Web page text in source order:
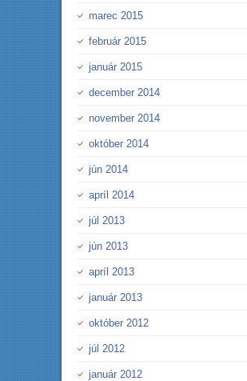
marec 2015
február 2015
január 2015
december 2014
november 2014
október 2014
jún 2014
apríl 2014
júl 2013
jún 2013
apríl 2013
január 2013
október 2012
júl 2012
január 2012